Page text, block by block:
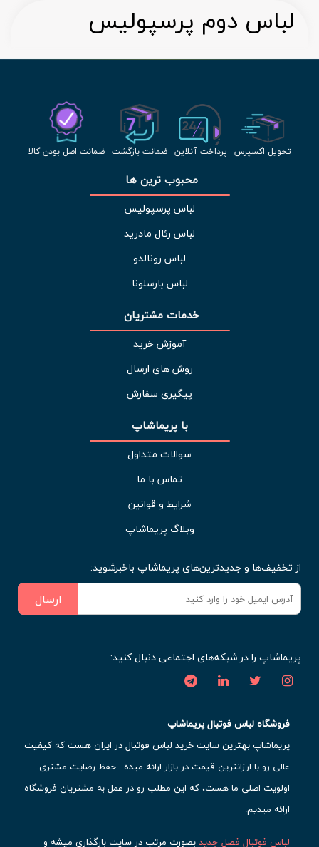
لباس دوم پرسپولیس
تحویل اکسپرس پرداخت آنلاین ضمانت بازگشت ضمانت اصل بودن کالا
محبوب ترین ها
لباس پرسپولیس
لباس رئال مادرید
لباس رونالدو
لباس بارسلونا
خدمات مشتریان
آموزش خرید
روش های ارسال
پیگیری سفارش
با پریماشاپ
سوالات متداول
تماس با ما
شرایط و قوانین
وبلاگ پریماشاپ
از تخفیف‌ها و جدیدترین‌های پریماشاپ باخبرشوید:
ارسال
پریماشاپ را در شبکه‌های اجتماعی دنبال کنید:
فروشگاه لباس فوتبال پریماشاپ
پریماشاپ بهترین سایت خرید لباس فوتبال در ایران هست که کیفیت
عالی رو با ارزانترین قیمت در بازار ارائه میده . حفظ رضایت مشتری
اولویت اصلی ما هست، که این مطلب رو در عمل به مشتریان فروشگاه
ارائه میدیم.
لباس فوتبال فصل جدیدبصورت مرتب در سایت بارگذاری میشه و